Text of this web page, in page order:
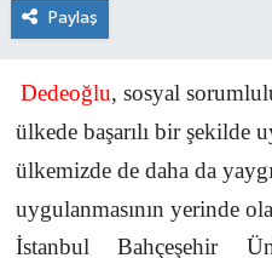
Paylaş
Dedeoğlu, sosyal
ülkede başarılı bir şekilde
ülkemizde de daha da
uygulanmasının yerinde
İstanbul Bahçeşehir